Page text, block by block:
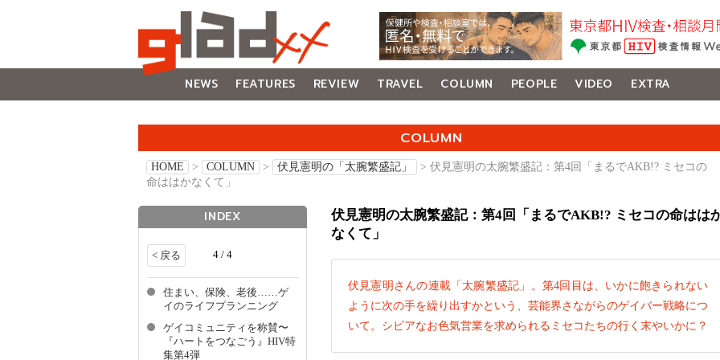
NEWS FEATURES REVIEW TRAVEL COLUMN PEOPLE VIDEO
EXTRA
COLUMN
HOME > COLUMN > 伏見憲明の「太腕繁盛記」
> 伏見憲明の太腕繁盛記：第4回「まるでAKB!? ミセコの
命ははかなくて」
伏見憲明の太腕繁盛記：第4回「まるでAKB!? ミセコの命はは
なくて」
伏見憲明さんの連載「太腕繁盛記」。第4回目は、いかに飽きられない
ように次の手を繰り出すかという、芸能界さながらのゲイバー戦略につ
いて。シビアなお色気営業を求められるミセコたちの行く末やいかに？
INDEX
< 戻る 4 / 4
住まい、保険、老後……ゲ
イのライフプランニング
ゲイコミュニティを称賛〜
『ハートをつなごう』HIV特
集第4弾